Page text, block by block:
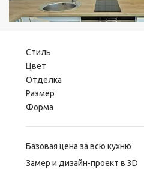
Стиль
Цвет
Отделка
Размер
Форма
Базовая цена за всю кухню
Замер и дизайн-проект в 3D